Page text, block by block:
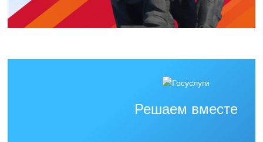
Решаем вместе